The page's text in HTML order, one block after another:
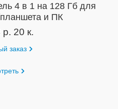
4 в 1 на 128 Гб для
и ПК
р. 20 к.
заказ